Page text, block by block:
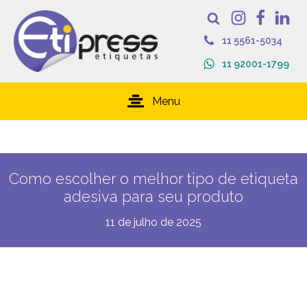
11 5561-5034
11 92001-1799
Menu
Como escolher o melhor tipo de etiqueta
adesiva para seu produto
11 de julho de 2025